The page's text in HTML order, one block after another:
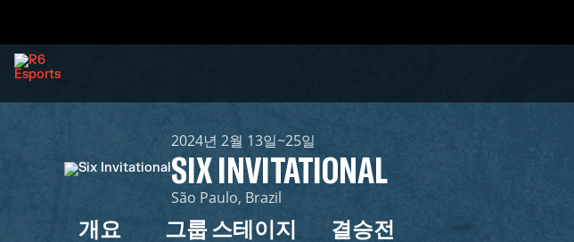
2024년 2월 13일~25일
SIX INVITATIONAL
São Paulo, Brazil
개요 그룹 스테이지 결승전